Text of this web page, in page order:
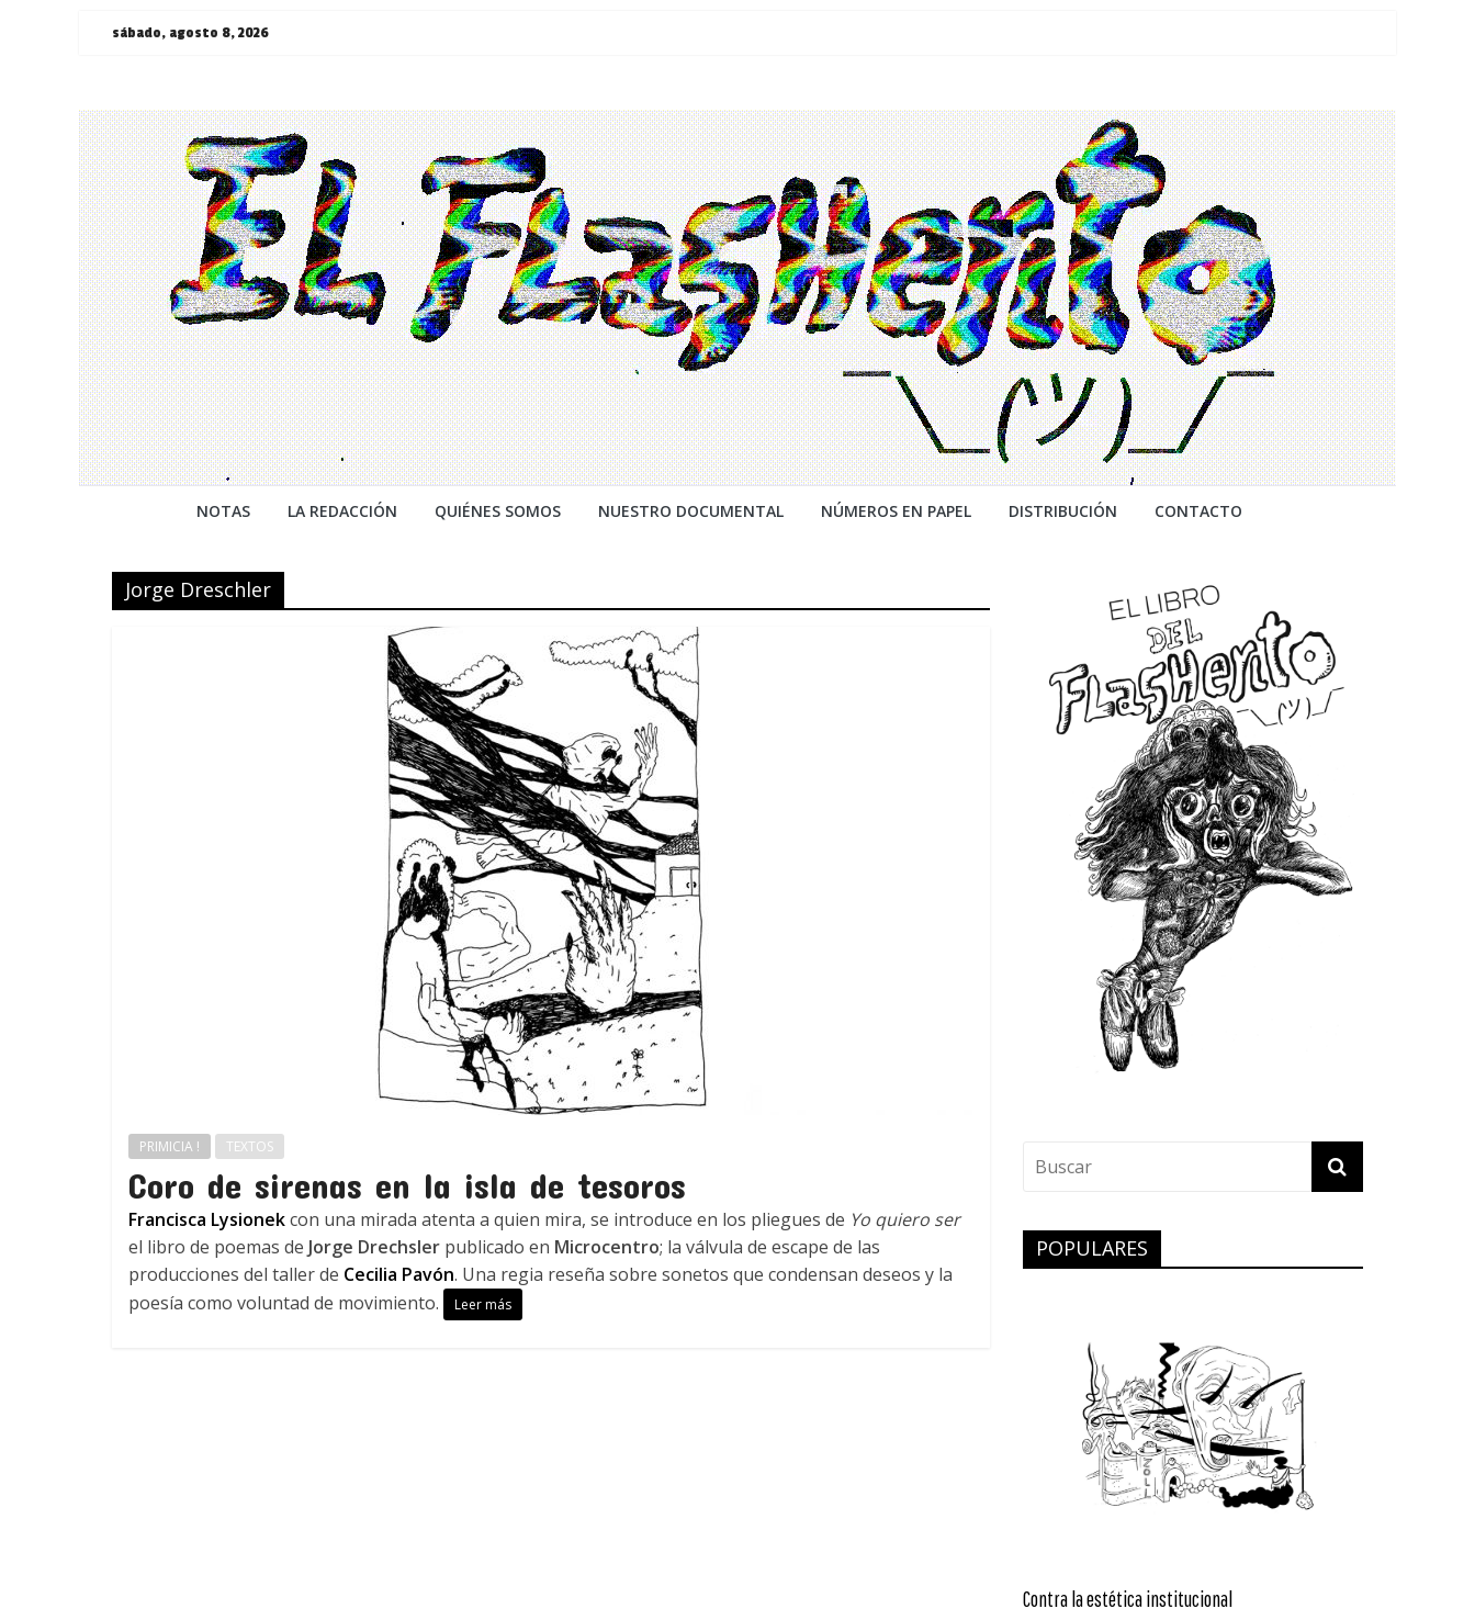
Saltarsábado, agosto 8, 2026
¯\_(ツ)_/
¯
NOTAS LA REDACCIÓN QUIÉNES SOMOS NUESTRO DOCUMENTAL NÚMEROS EN PAPEL DISTRIBUCIÓN CONTACTO
Jorge Dreschler
PRIMICIA ! TEXTOS
Coro de sirenas en la isla de tesoros
Francisca Lysionekcon una mirada atenta a quien mira, se introduce en los pliegues de Yo quiero ser
el libro de poemas de Jorge Drechsler publicado en Microcentro; la válvula de escape de las
producciones del taller de Cecilia Pavón. Una regia reseña sobre sonetos que condensan deseos y la
poesía como voluntad de movimiento.
Leer más
POPULARES
Contra la estética institucional